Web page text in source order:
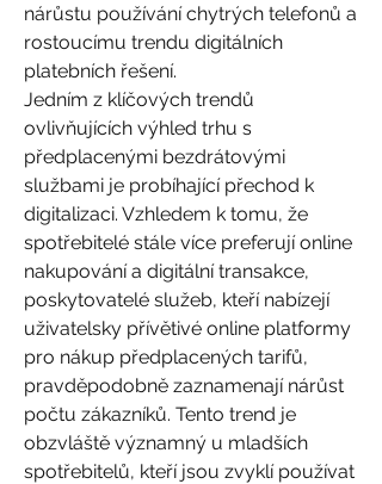
nárůstu používání chytrých telefonů a
rostoucímu trendu digitálních
platebních řešení.
Jedním z klíčových trendů
ovlivňujících výhled trhu s
předplacenými bezdrátovými
službami je probíhající přechod k
digitalizaci. Vzhledem k tomu, že
spotřebitelé stále více preferují online
nakupování a digitální transakce,
poskytovatelé služeb, kteří nabízejí
uživatelsky přívětivé online platformy
pro nákup předplacených tarifů,
pravděpodobně zaznamenají nárůst
počtu zákazníků. Tento trend je
obzvláště významný u mladších
spotřebitelů, kteří jsou zvyklí používat